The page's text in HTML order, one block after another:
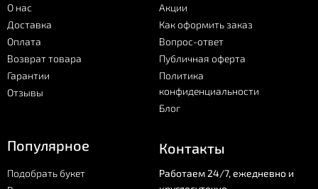
О нас
Доставка
Оплата
Возврат товара
Гарантии
Отзывы
Акции
Как оформить заказ
Вопрос-ответ
Публичная оферта
Политика
конфиденциальности
Блог
Популярное
Подобрать букет
Контакты
Работаем 24/7, ежедневно и